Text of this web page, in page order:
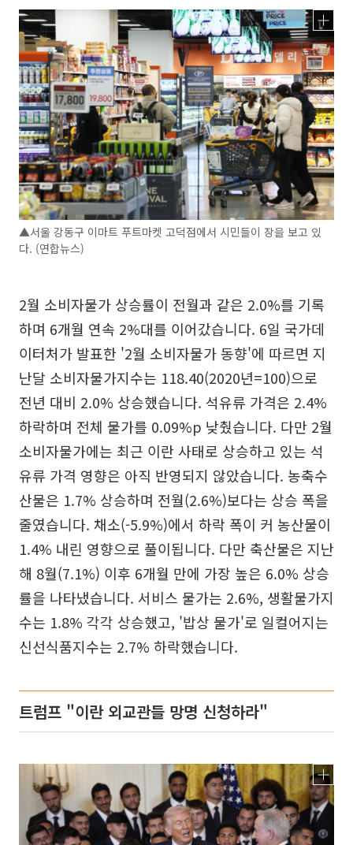
▲서울 강동구 이마트 푸트마켓 고덕점에서 시민들이 장을 보고 있
다. (연합뉴스)
2월 소비자물가 상승률이 전월과 같은 2.0%를 기록
하며 6개월 연속 2%대를 이어갔습니다. 6일 국가데
이터처가 발표한 '2월 소비자물가 동향'에 따르면 지
난달 소비자물가지수는 118.40(2020년=100)으로
전년 대비 2.0% 상승했습니다. 석유류 가격은 2.4%
하락하며 전체 물가를 0.09%p 낮췄습니다. 다만 2월
소비자물가에는 최근 이란 사태로 상승하고 있는 석
유류 가격 영향은 아직 반영되지 않았습니다. 농축수
산물은 1.7% 상승하며 전월(2.6%)보다는 상승 폭을
줄였습니다. 채소(-5.9%)에서 하락 폭이 커 농산물이
1.4% 내린 영향으로 풀이됩니다. 다만 축산물은 지난
해 8월(7.1%) 이후 6개월 만에 가장 높은 6.0% 상승
률을 나타냈습니다. 서비스 물가는 2.6%, 생활물가지
수는 1.8% 각각 상승했고, '밥상 물가'로 일컬어지는
신선식품지수는 2.7% 하락했습니다.
트럼프 "이란 외교관들 망명 신청하라"